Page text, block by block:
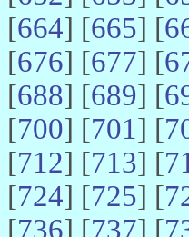
[664] [665] [
[676] [677] [
[688] [689] [
[700] [701] [
[712] [713] [
[724] [725] [
[736] [737] [